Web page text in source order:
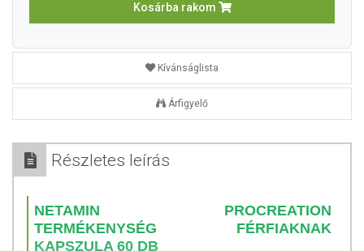
Kosárba rakom
Kívánságlista
Árfigyelő
Részletes leírás
NETAMIN PROCREATION
TERMÉKENYSÉG FÉRFIAKNAK
KAPSZULA 60 DB